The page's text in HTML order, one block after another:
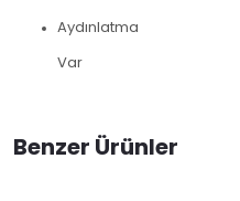
Aydınlatma
Var
Benzer Ürünler